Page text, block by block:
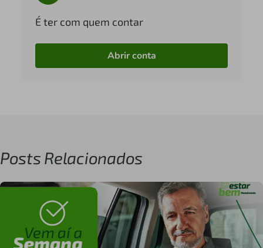
É ter com quem contar
Abrir conta
Posts Relacionados